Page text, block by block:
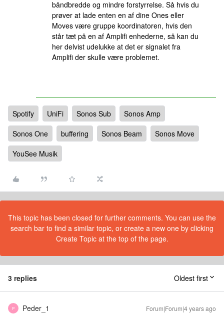
båndbredde og mindre forstyrrelse. Så hvis du
prøver at lade enten en af dine Ones eller
Moves være gruppe koordinatoren, hvis den
står tæt på en af Amplifi enhederne, så kan du
her delvist udelukke at det er signalet fra
Amplifi der skulle være problemet.
Spotify UniFi Sonos Sub
Sonos Amp
Sonos One
buffering Sonos Beam
Sonos Move
YouSee Musik
This topic has been closed for further comments. You can use the
search bar to find a similar topic, or create a new one by clicking
Create Topic at the top of the page.
3 replies Oldest first
P Peder_1 Forum|Forum|4 years ago